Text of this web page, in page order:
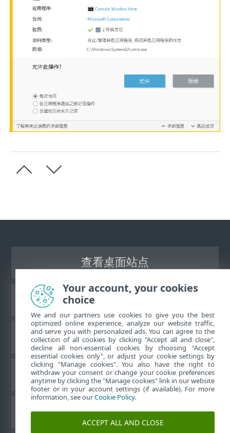
查看桌面站点
ESET 知识库
ESET 论坛
区域支持
管理 Cookie
Your account, your cookies
choice
We and our partners use cookies to give you the best
optimized online experience, analyze our website traffic,
and serve you with personalized ads. You can agree to the
collection of all cookies by clicking "Accept all and close",
decline all non-essential cookies by choosing "Accept
essential cookies only", or adjust your cookie settings by
clicking "Manage cookies". You also have the right to
withdraw your consent or change your cookie preferences
anytime by clicking the "Manage cookies" link in our website
footer or in your account settings (if available). For more
information, see ourCookie Policy.
ACCEPT ALL AND CLOSE